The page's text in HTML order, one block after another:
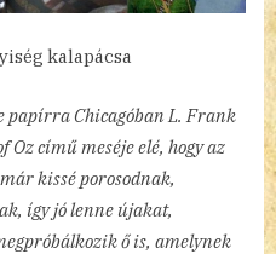
kalapácsa
papírra Chicagóban L. Frank
című meséje elé, hogy az
kissé porosodnak,
így jó lenne újakat,
ő is, amelynek